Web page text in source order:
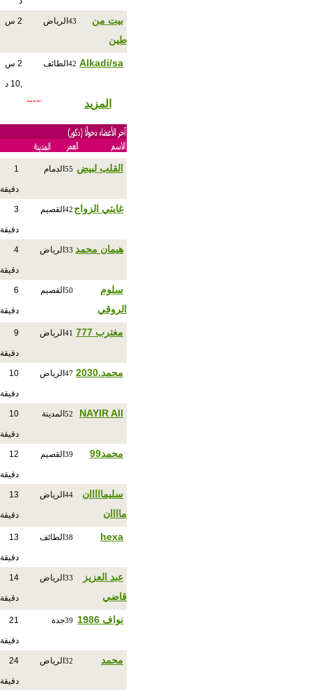
بيت من
طين
43 الرياض 2 س
Alkadi/sa
42 الطائف 2 س
,10 د
المزيد
القلب لبيض 55 الدمام 1
دقيقة
غايتي الزواج 42 القصيم 3
دقيقة
هيمان محمد 33 الرياض 4
دقيقة
سلوم
الروقي
50 القصيم 6
دقيقة
مغترب 777 41 الرياض 9
دقيقة
محمد.2030 47 الرياض 10
دقيقة
NAYIR All
52 المدينة 10
دقيقة
محمد99 39 القصيم 12
دقيقة
سليمااااان
ماااان
44 الرياض 13
دقيقة
hexa
38 الطائف 13
دقيقة
عبد العزيز
قاضي
33 الرياض 14
دقيقة
نواف 1986 39جدة 21
دقيقة
‏محمد 32 الرياض 24
دقيقة